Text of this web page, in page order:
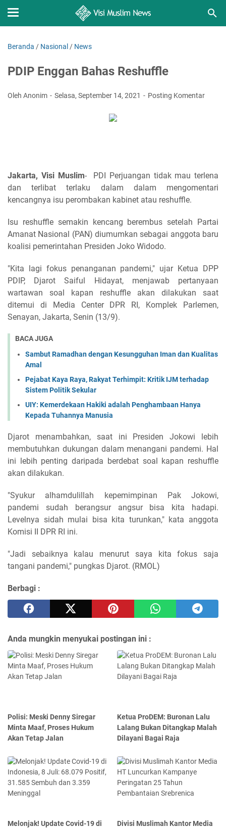
Beranda / Nasional / News
PDIP Enggan Bahas Reshuffle
Oleh Anonim Selasa, September 14, 2021 Posting Komentar
Jakarta, Visi Muslim- PDI Perjuangan tidak mau terlena
dan terlibat terlaku dalam dalam mengomentari
kencangnya isu perombakan kabinet atau reshuffle.
Isu reshuffle semakin kencang berembus setelah Partai
Amanat Nasional (PAN) diumumkan sebagai anggota baru
koalisi pemerintahan Presiden Joko Widodo.
"Kita lagi fokus penanganan pandemi," ujar Ketua DPP
PDIP, Djarot Saiful Hidayat, menjawab pertanyaan
wartawan soal kapan reshuffle akan dilakukan saat
ditemui di Media Center DPR RI, Komplek Parlemen,
Senayan, Jakarta, Senin (13/9).
BACA JUGA
Sambut Ramadhan dengan Kesungguhan Iman dan Kualitas
Amal
Pejabat Kaya Raya, Rakyat Terhimpit: Kritik IJM terhadap
Sistem Politik Sekular
UIY: Kemerdekaan Hakiki adalah Penghambaan Hanya
Kepada Tuhannya Manusia
Djarot menambahkan, saat ini Presiden Jokowi lebih
membutuhkan dukungan dalam menangani pandemi. Hal
ini lebih penting daripada berdebat soal kapan reshuffle
akan dilakukan.
"Syukur alhamdulillah kepemimpinan Pak Jokowi,
pandemi sudah berangsur angsur bisa kita hadapi.
Levelnya sidah mulai bisa kita turunkan," kata anggota
Komisi II DPR RI ini.
"Jadi sebaiknya kalau menurut saya kita fokus saja
tangani pandemi," pungkas Djarot. (RMOL)
Berbagi :
Anda mungkin menyukai postingan ini :
Polisi: Meski Denny Siregar
Minta Maaf, Proses Hukum
Akan Tetap Jalan
Ketua ProDEM: Buronan Lalu
Lalang Bukan Ditangkap Malah
Dilayani Bagai Raja
Melonjak! Update Covid-19 di
Divisi Muslimah Kantor Media